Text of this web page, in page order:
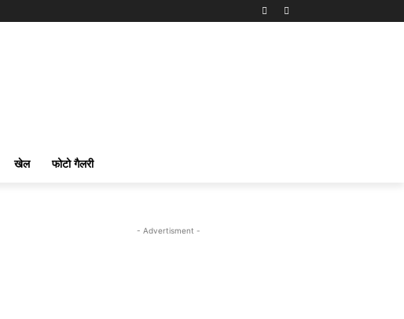
खेल फोटो गैलरी
- Advertisment -